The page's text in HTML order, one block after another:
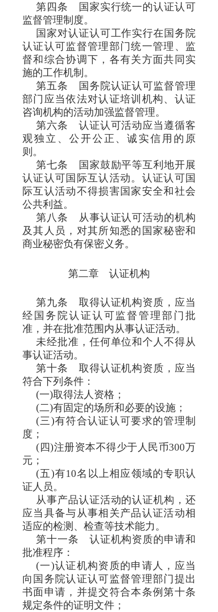
第四条
国家实行统一的认证认可
监督管理制度。
国家对认证认可工作实行在国务院
认证认可监督管理部门统一管理、监
督和综合协调下，各有关方面共同实
施的工作机制。
第五条
国务院认证认可监督管理
部门应当依法对认证培训机构、认证
咨询机构的活动加强监督管理。
第六条 认证认可活动应当遵循客
观独立、公开公正、诚实信用的原
则。
第七条
国家鼓励平等互利地开展
认证认可国际互认活动。认证认可国
际互认活动不得损害国家安全和社会
公共利益。
第八条
从事认证认可活动的机构
及其人员，对其所知悉的国家秘密和
商业秘密负有保密义务。
第二章 认证机构
第九条 取得认证机构资质，应当
经国务院认证认可监督管理部门批
准，并在批准范围内从事认证活动。
未经批准，任何单位和个人不得从
事认证活动。
第十条 取得认证机构资质，应当
符合下列条件：
(一)取得法人资格；
(二)有固定的场所和必要的设施；
(三)有符合认证认可要求的管理制
度；
(四)注册资本不得少于人民币300万
元；
(五)有10名以上相应领域的专职认
证人员。
从事产品认证活动的认证机构，还
应当具备与从事相关产品认证活动相
适应的检测、检查等技术能力。
第十一条 认证机构资质的申请和
批准程序：
(一)认证机构资质的申请人，应当
向国务院认证认可监督管理部门提出
书面申请，并提交符合本条例第十条
规定条件的证明文件；